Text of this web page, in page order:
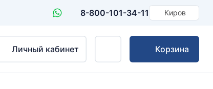
8-800-101-34-11 Киров
Личный кабинет Корзина